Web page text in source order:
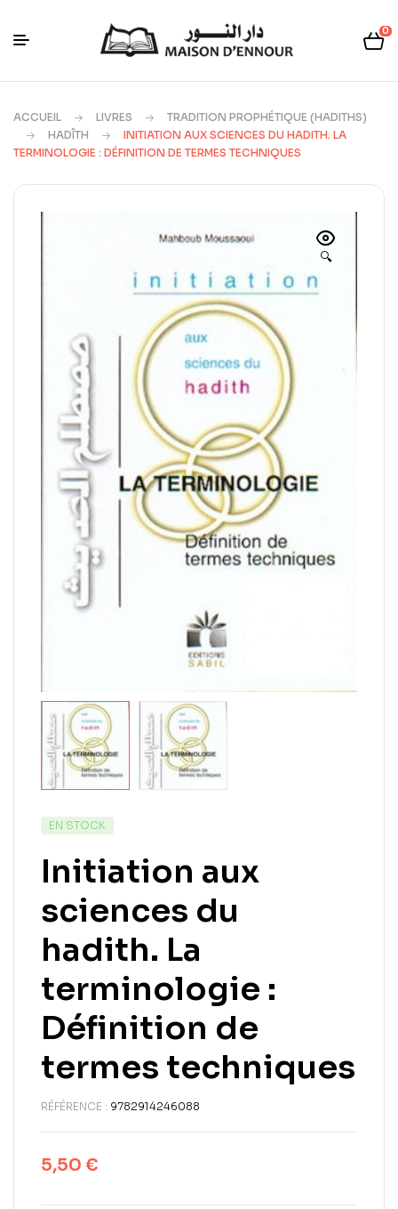
0
ACCUEIL LIVRES
TRADITION PROPHÉTIQUE (HADITHS)
HADÎTH
INITIATION AUX SCIENCES DU HADITH. LA
TERMINOLOGIE : DÉFINITION DE TERMES TECHNIQUES
🔍
EN STOCK
Initiation aux
sciences du
hadith. La
terminologie :
Définition de
termes techniques
RÉFÉRENCE : 9782914246088
5,50 €